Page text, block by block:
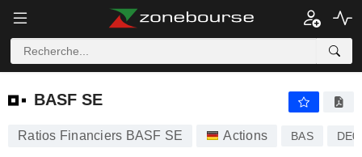
BASF SE
BASF SE
Ratios Financiers BASF SE Actions BAS